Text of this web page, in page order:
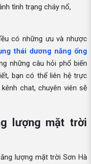
tình trạng cháy nổ,
có những ưu và nhược
thái dương năng ống
những câu hỏi phổ biến
bạn có thể liên hệ trực
chat, chuyên viên sẽ
lượng mặt trời
lượng mặt trời Sơn Hà